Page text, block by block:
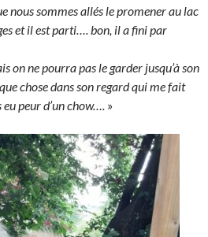
nous sommes allés le promener au lac
et il est parti…. bon, il a fini par
on ne pourra pas le garder jusqu’à son
chose dans son regard qui me fait
peur d’un chow…. »